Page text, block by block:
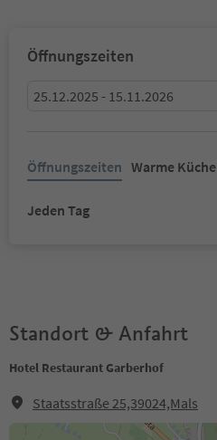
Öffnungszeiten
25.12.2025 - 15.11.2026
Öffnungszeiten Warme Küche
Jeden Tag
Standort & Anfahrt
Hotel Restaurant Garberhof
Staatsstraße 25,39024,Mals